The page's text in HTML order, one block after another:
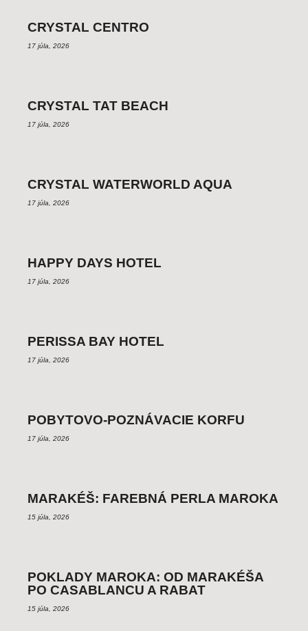
CRYSTAL CENTRO
17 júla, 2026
CRYSTAL TAT BEACH
17 júla, 2026
CRYSTAL WATERWORLD AQUA
17 júla, 2026
HAPPY DAYS HOTEL
17 júla, 2026
PERISSA BAY HOTEL
17 júla, 2026
POBYTOVO-POZNÁVACIE KORFU
17 júla, 2026
MARAKÉŠ: FAREBNÁ PERLA MAROKA
15 júla, 2026
POKLADY MAROKA: OD MARAKÉŠA
PO CASABLANCU A RABAT
15 júla, 2026